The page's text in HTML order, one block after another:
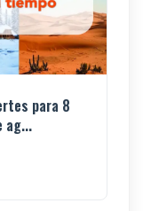
para 8
ag...